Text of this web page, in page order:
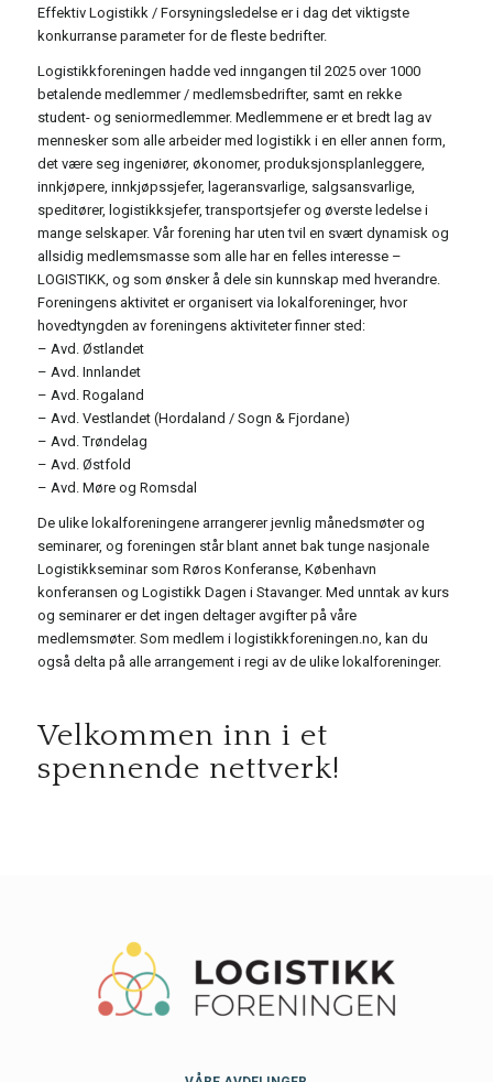
Effektiv Logistikk / Forsyningsledelse er i dag det viktigste
konkurranse parameter for de fleste bedrifter.
Logistikkforeningen hadde ved inngangen til 2025 over 1000
betalende medlemmer / medlemsbedrifter, samt en rekke
student- og seniormedlemmer. Medlemmene er et bredt lag av
mennesker som alle arbeider med logistikk i en eller annen form,
det være seg ingeniører, økonomer, produksjonsplanleggere,
innkjøpere, innkjøpssjefer, lageransvarlige, salgsansvarlige,
speditører, logistikksjefer, transportsjefer og øverste ledelse i
mange selskaper. Vår forening har uten tvil en svært dynamisk og
allsidig medlemsmasse som alle har en felles interesse –
LOGISTIKK, og som ønsker å dele sin kunnskap med hverandre.
Foreningens aktivitet er organisert via lokalforeninger, hvor
hovedtyngden av foreningens aktiviteter finner sted:
– Avd. Østlandet
– Avd. Innlandet
– Avd. Rogaland
– Avd. Vestlandet (Hordaland / Sogn & Fjordane)
– Avd. Trøndelag
– Avd. Østfold
– Avd. Møre og Romsdal
De ulike lokalforeningene arrangerer jevnlig månedsmøter og
seminarer, og foreningen står blant annet bak tunge nasjonale
Logistikkseminar som Røros Konferanse, København
konferansen og Logistikk Dagen i Stavanger. Med unntak av kurs
og seminarer er det ingen deltager avgifter på våre
medlemsmøter. Som medlem i logistikkforeningen.no, kan du
også delta på alle arrangement i regi av de ulike lokalforeninger.
Velkommen inn i et
spennende nettverk!